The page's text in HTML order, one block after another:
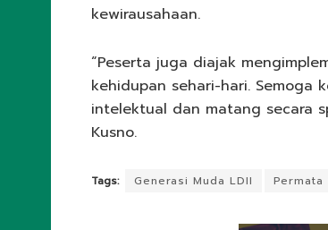
kewirausahaan.
“Peserta juga diajak
kehidupan sehari-hari. Semoga
intelektual dan matang secara
Kusno.
Tags: Generasi Muda LDII Permata